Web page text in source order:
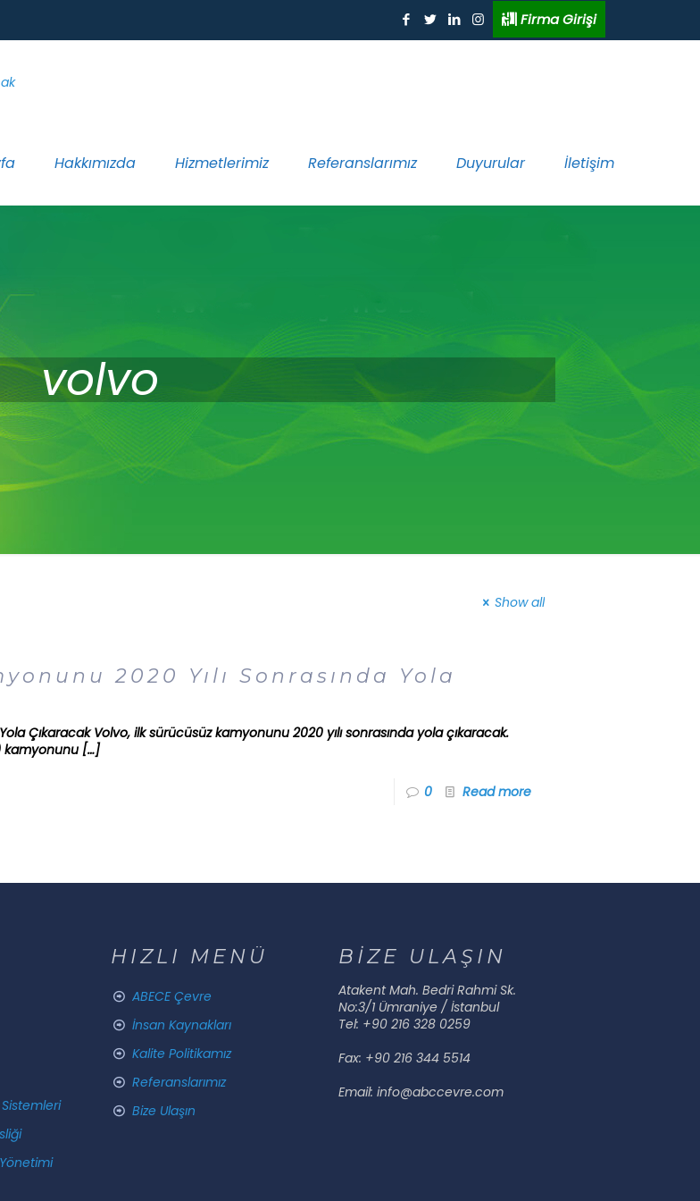
Firma Girişi
Hakkımızda Hizmetlerimiz Referanslarımız Duyurular İletişim
volvo
Show all
2020 Yılı Sonrasında Yola
Çıkaracak Volvo, ilk sürücüsüz kamyonunu 2020 yılı sonrasında yola çıkaracak.
kamyonunu […]
0 Read more
HIZLI MENÜ
ABECE Çevre
İnsan Kaynakları
Kalite Politikamız
Referanslarımız
Bize Ulaşın
BİZE ULAŞIN
Atakent Mah. Bedri Rahmi Sk.
No:3/1 Ümraniye / İstanbul
Tel: +90 216 328 0259
Fax: +90 216 344 5514
Email: info@abccevre.com